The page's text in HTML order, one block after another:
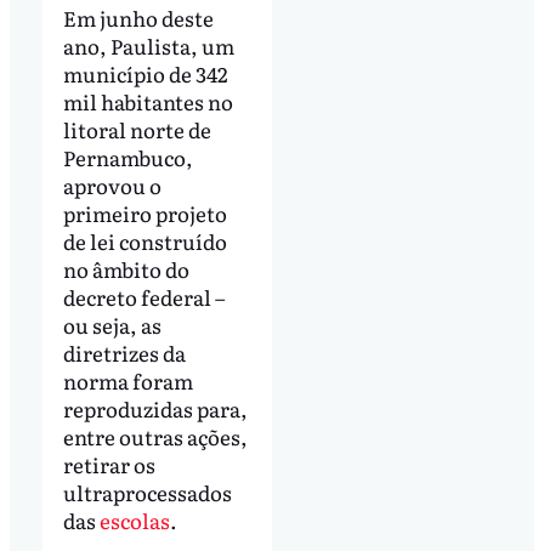
Em junho deste
ano, Paulista, um
município de 342
mil habitantes no
litoral norte de
Pernambuco,
aprovou o
primeiro projeto
de lei construído
no âmbito do
decreto federal –
ou seja, as
diretrizes da
norma foram
reproduzidas para,
entre outras ações,
retirar os
ultraprocessados
dasescolas.